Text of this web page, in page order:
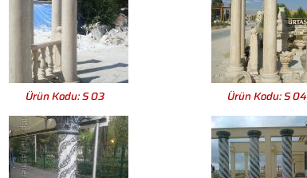
Ürün Kodu: S 03 Ürün Kodu: S 04